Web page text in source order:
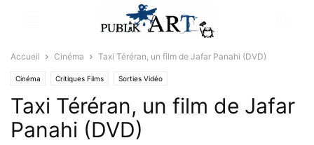
Accueil Cinéma Taxi Téréran, un film de Jafar Panahi (DVD)
Cinéma Critiques Films Sorties Vidéo
Taxi Téréran, un film de Jafar
Panahi (DVD)